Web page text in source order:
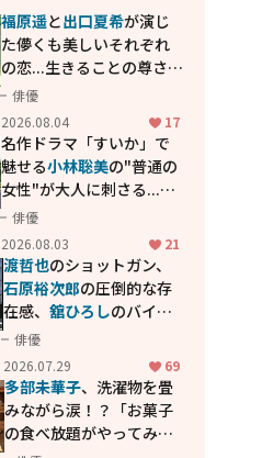
福原遥と出口夏希が演じ
た儚くも美しいそれぞれ
の恋...生きることの尊さを
教えてくれた映画「あの
花が咲く丘で、君とまた出
会えたら。」
俳優
2026.08.04
17
名作ドラマ「すいか」で
魅せる小林聡美の"普通の
女性"が大人に刺さる...映
画「かもめ食堂」にも通
じる静かな芝居
俳優
2026.08.03
21
渡哲也のショットガン、
石原裕次郎の圧倒的な存
在感、舘ひろしのバイク
アクション！"大門軍
団"のカッコよさが詰まっ
た「西部警察 PART-II」
俳優
2026.07.29
69
多部未華子、洗濯物を畳
みながら涙！？「お菓子
の食べ放題がやってみた